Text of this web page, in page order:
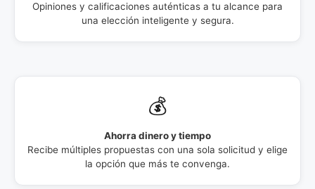
Opiniones y calificaciones auténticas a tu alcance para
una elección inteligente y segura.
💰
Ahorra dinero y tiempo
Recibe múltiples propuestas con una sola solicitud y elige
la opción que más te convenga.